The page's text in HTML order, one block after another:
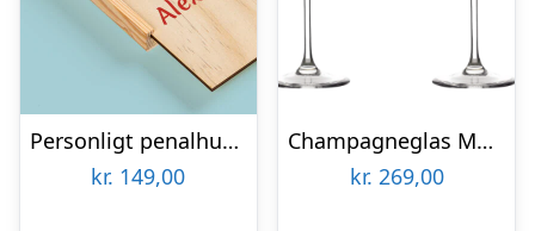
Personligt penalhus med foto & tekst
kr. 149,00
Champagneglas Med Gravering Til Bryllup 2 Stk – Aida Passion Connoisseur
kr. 269,00